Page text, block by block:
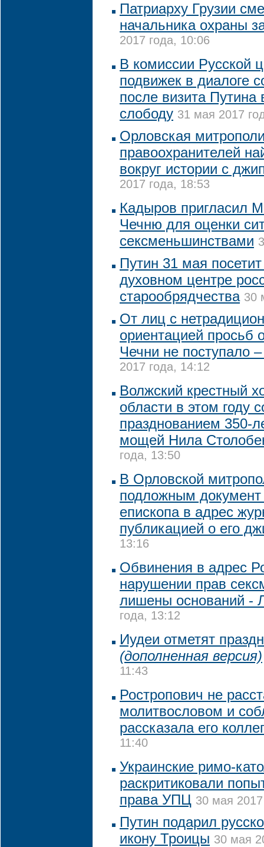
Патриарху Грузии
начальника охраны
2017 года, 10:06
В комиссии Русской
подвижек в диалоге
после визита Путина
слободу 31 мая 2017
Орловская
правоохранителей
вокруг истории с
2017 года, 18:53
Кадыров пригласил
Чечню для оценки
сексменьшинствами
Путин 31 мая
духовном центре
старообрядчества 30
От лиц с
ориентацией просьб
Чечни не поступало
2017 года, 14:12
Волжский крестный
области в этом году
празднованием 350-
мощей Нила
года, 13:50
В Орловской
подложным документ
епископа в адрес
публикацией о его
13:16
Обвинения в адрес
нарушении прав
лишены оснований -
года, 13:12
Иудеи отметят
(дополненная версия)
11:43
Ростропович не
молитвословом и
рассказала его
11:40
Украинские римо-
раскритиковали
права УПЦ 30 мая
Путин подарил
икону Троицы 30 мая